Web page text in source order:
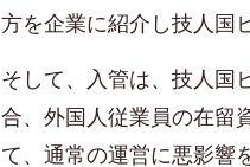
方を企業に紹介し技人国
そして、 入管は、 技人国
合、外国人従業員の在留
て、通常の運営に悪影響